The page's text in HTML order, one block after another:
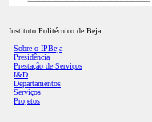
Instituto Politécnico de Beja
Sobre o IPBeja
Presidência
Prestação de Serviços
I&D
Departamentos
Serviços
Projetos